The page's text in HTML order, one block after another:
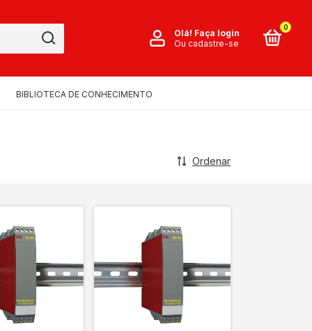
Olá! Faça login
Ou cadastre-se
0
BIBLIOTECA DE CONHECIMENTO
Ordenar